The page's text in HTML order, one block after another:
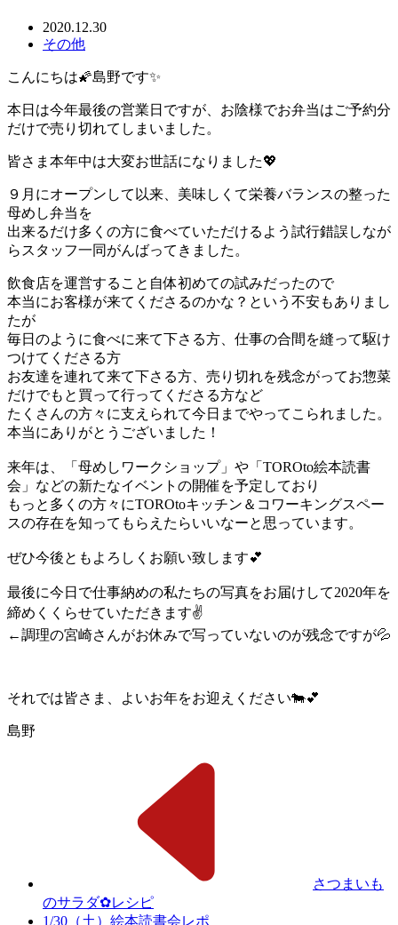
2020.12.30
その他
こんにちは🌠島野です✨
本日は今年最後の営業日ですが、お陰様でお弁当はご予約分
だけで売り切れてしまいました。
皆さま本年中は大変お世話になりました💖
９月にオープンして以来、美味しくて栄養バランスの整った
母めし弁当を
出来るだけ多くの方に食べていただけるよう試行錯誤しなが
らスタッフ一同がんばってきました。
飲食店を運営すること自体初めての試みだったので
本当にお客様が来てくださるのかな？という不安もありまし
たが
毎日のように食べに来て下さる方、仕事の合間を縫って駆け
つけてくださる方
お友達を連れて来て下さる方、売り切れを残念がってお惣菜
だけでもと買って行ってくださる方など
たくさんの方々に支えられて今日までやってこられました。
本当にありがとうございました！
来年は、「母めしワークショップ」や「TOROto絵本読書
会」などの新たなイベントの開催を予定しており
もっと多くの方々にTOROtoキッチン＆コワーキングスペー
スの存在を知ってもらえたらいいなーと思っています。
ぜひ今後ともよろしくお願い致します💕
最後に今日で仕事納めの私たちの写真をお届けして2020年を
締めくくらせていただきます✌️
←調理の宮崎さんがお休みで写っていないのが残念ですが💦
それでは皆さま、よいお年をお迎えください🐄💕
島野
さつまいも
のサラダ✿レシピ
1/30（土）絵本読書会レポ